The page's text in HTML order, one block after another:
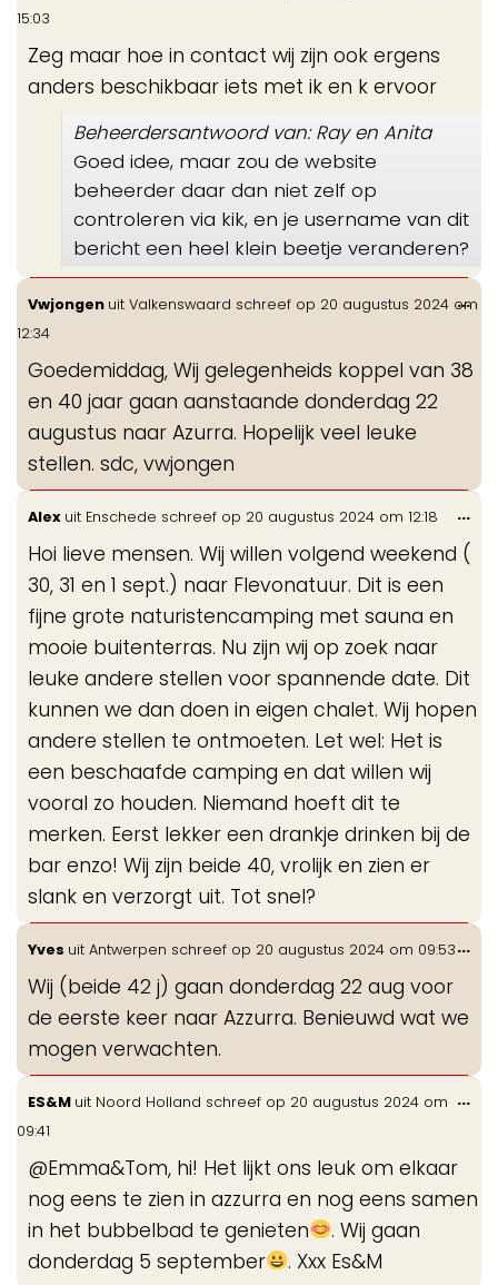
15:03
Zeg maar hoe in contact wij zijn ook ergens
anders beschikbaar iets met ik en k ervoor
Beheerdersantwoord van: Ray en Anita
Goed idee, maar zou de website
beheerder daar dan niet zelf op
controleren via kik, en je username van dit
bericht een heel klein beetje veranderen?
Vwjongen uit Valkenswaard schreef op 20 augustus 2024 om
12:34
Goedemiddag, Wij gelegenheids koppel van 38
en 40 jaar gaan aanstaande donderdag 22
augustus naar Azurra. Hopelijk veel leuke
stellen. sdc, vwjongen
...
Alex uit Enschede schreef op 20 augustus 2024 om 12:18
Hoi lieve mensen. Wij willen volgend weekend (
30, 31 en 1 sept.) naar Flevonatuur. Dit is een
fijne grote naturistencamping met sauna en
mooie buitenterras. Nu zijn wij op zoek naar
leuke andere stellen voor spannende date. Dit
kunnen we dan doen in eigen chalet. Wij hopen
andere stellen te ontmoeten. Let wel: Het is
een beschaafde camping en dat willen wij
vooral zo houden. Niemand hoeft dit te
merken. Eerst lekker een drankje drinken bij de
bar enzo! Wij zijn beide 40, vrolijk en zien er
slank en verzorgt uit. Tot snel?
...
Yves uit Antwerpen schreef op 20 augustus 2024 om 09:53
Wij (beide 42 j) gaan donderdag 22 aug voor
de eerste keer naar Azzurra. Benieuwd wat we
mogen verwachten.
...
ES&M uit Noord Holland schreef op 20 augustus 2024 om
09:41
@Emma&Tom, hi! Het lijkt ons leuk om elkaar
nog eens te zien in azzurra en nog eens samen
in het bubbelbad te genieten
. Wij gaan
donderdag 5 september
. Xxx Es&M
...